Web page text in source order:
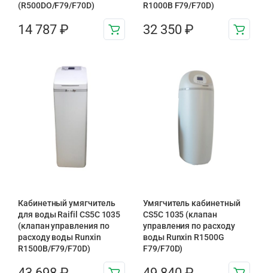
(R500DO/F79/F70D)
14 787 ₽
R1000B F79/F70D)
32 350 ₽
Кабинетный умягчитель
для воды Raifil СS5C 1035
(клапан управления по
расходу воды Runxin
R1500B/F79/F70D)
Умягчитель кабинетный
СS5C 1035 (клапан
управления по расходу
воды Runxin R1500G
F79/F70D)